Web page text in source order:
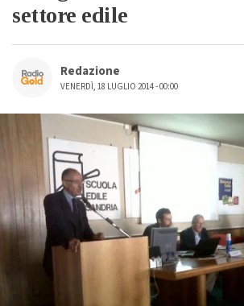
settore edile
Redazione
VENERDÌ, 18 LUGLIO 2014 - 00:00